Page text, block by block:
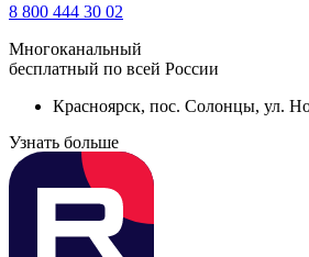
8 800 444 30 02
Многоканальный
бесплатный по всей России
Красноярск, пос. Солонцы, ул.
Узнать больше